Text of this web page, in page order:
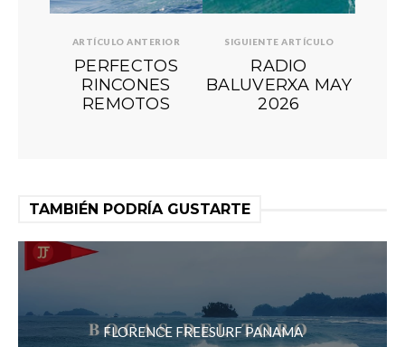
ARTÍCULO ANTERIOR
PERFECTOS
RINCONES
REMOTOS
SIGUIENTE ARTÍCULO
RADIO
BALUVERXA MAY
2026
TAMBIÉN PODRÍA GUSTARTE
FLORENCE FREESURF PANAMA